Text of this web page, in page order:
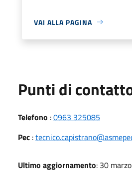
VAI ALLA PAGINA
Punti di
Telefono :0963 325085
Pec :
Ultimo aggiornamento: 30